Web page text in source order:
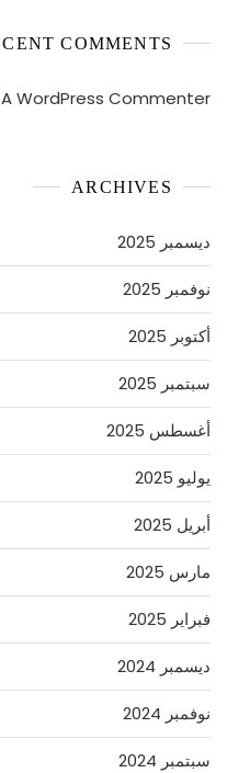
COMMENTS
A WordPress Commenter
ARCHIVES
ديسمبر 2025
نوفمبر 2025
أكتوبر 2025
سبتمبر 2025
أغسطس 2025
يوليو 2025
أبريل 2025
مارس 2025
فبراير 2025
ديسمبر 2024
نوفمبر 2024
سبتمبر 2024